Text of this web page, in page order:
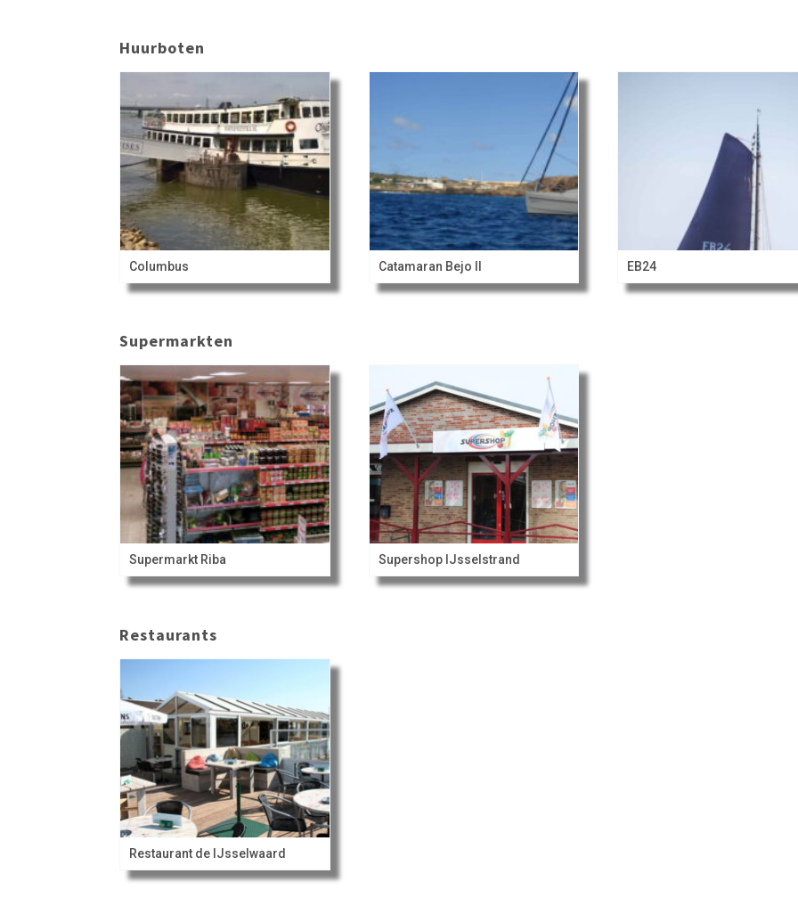
Huurboten
Columbus Catamaran Bejo II EB24
Supermarkten
Supermarkt Riba Supershop IJsselstrand
Restaurants
Restaurant de IJsselwaard